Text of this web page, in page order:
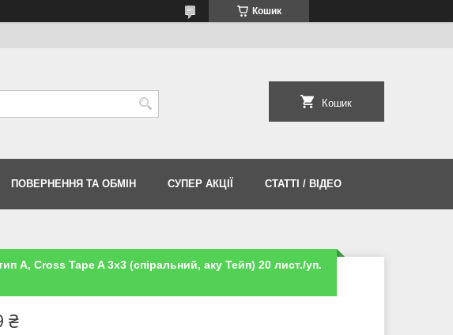
Кошик
Кошик
ПОВЕРНЕННЯ ТА ОБМІН СУПЕР АКЦІЇ СТАТТІ / ВІДЕО
А, Cross Tape A 3х3 (спіральний, аку Тейп) 20 лист./уп.
₴